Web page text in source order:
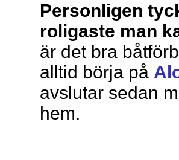
Personligen
roligaste man
är det bra
alltid börja på
avslutar sedan
hem.